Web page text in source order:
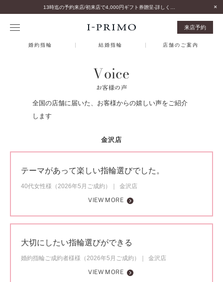
来店予約
婚約指輪 結婚指輪 店舗のご案内
Voice
お客様の声
全国の店舗に届いた、お客様からの嬉しい声をご紹介
します
金沢店
テーマがあって楽しい指輪選びでした。
40代女性様（2026年5月ご成約）
金沢店
VIEW MORE
大切にしたい指輪選びができる
婚約指輪ご成約者様様（2026年5月ご成約）
金沢店
VIEW MORE